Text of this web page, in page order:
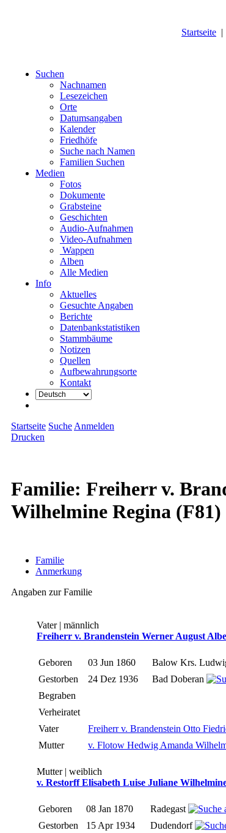
Startseite |
Suchen
Nachnamen
Lesezeichen
Orte
Datumsangaben
Kalender
Friedhöfe
Suche nach Namen
Familien Suchen
Medien
Fotos
Dokumente
Grabsteine
Geschichten
Audio-Aufnahmen
Video-Aufnahmen
Wappen
Alben
Alle Medien
Info
Aktuelles
Gesuchte Angaben
Berichte
Datenbankstatistiken
Stammbäume
Notizen
Quellen
Aufbewahrungsorte
Kontakt
Startseite Suche Anmelden
Drucken
Familie: Freiherr v.
Wilhelmine Regina (F81)
Familie
Anmerkung
Angaben zur Familie
Vater | männlich
Freiherr v. Brandenstein Werner August
Geboren 03 Jun 1860
Balow Krs.
Gestorben
24 Dez 1936
Bad Doberan
Begraben
Verheiratet
Vater
Freiherr v. Brandenstein Otto
Mutter
v. Flotow Hedwig Amanda
Mutter | weiblich
v. Restorff Elisabeth Luise Juliane
Geboren 08 Jan 1870
Radegast
Gestorben
15 Apr 1934
Dudendorf